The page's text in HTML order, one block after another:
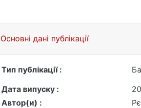
Основні дані публікації
Тип публікації :
Дата випуску :
Автор(и) :